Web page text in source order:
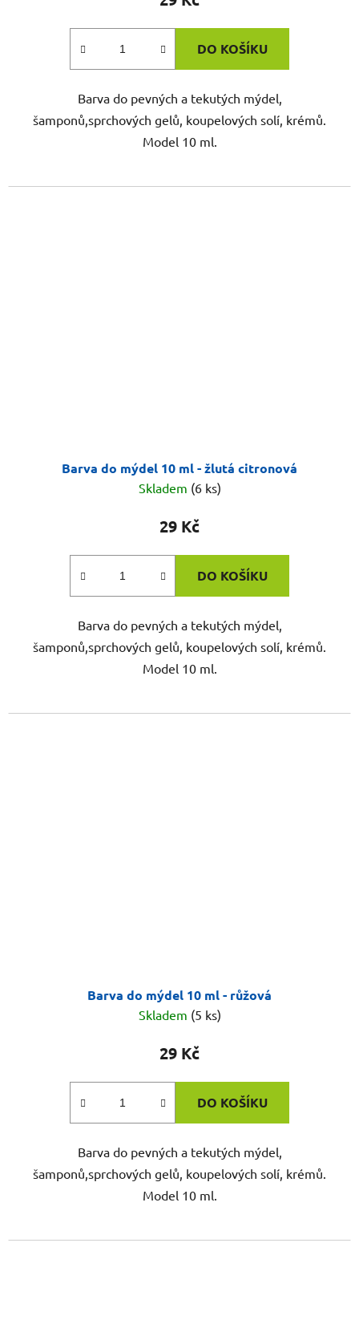
DO KOŠÍKU
Barva do pevných a tekutých mýdel,
šamponů,sprchových gelů, koupelových solí, krémů.
Model 10 ml.
Barva do mýdel 10 ml - žlutá citronová
Skladem (6 ks)
29 Kč
DO KOŠÍKU
Barva do pevných a tekutých mýdel,
šamponů,sprchových gelů, koupelových solí, krémů.
Model 10 ml.
Barva do mýdel 10 ml - růžová
Skladem (5 ks)
29 Kč
DO KOŠÍKU
Barva do pevných a tekutých mýdel,
šamponů,sprchových gelů, koupelových solí, krémů.
Model 10 ml.